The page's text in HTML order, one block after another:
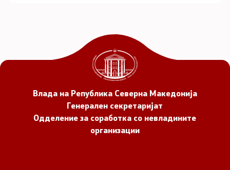
Влада на Република Северна Македонија
Генерален секретаријат
Одделение за соработка со невладините
организации